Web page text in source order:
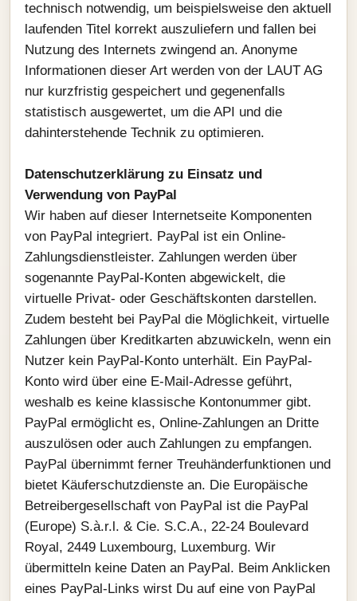
technisch notwendig, um beispielsweise den aktuell
laufenden Titel korrekt auszuliefern und fallen bei
Nutzung des Internets zwingend an. Anonyme
Informationen dieser Art werden von der LAUT AG
nur kurzfristig gespeichert und gegenenfalls
statistisch ausgewertet, um die API und die
dahinterstehende Technik zu optimieren.
Datenschutzerklärung zu Einsatz und
Verwendung von PayPal
Wir haben auf dieser Internetseite Komponenten
von PayPal integriert. PayPal ist ein Online-
Zahlungsdienstleister. Zahlungen werden über
sogenannte PayPal-Konten abgewickelt, die
virtuelle Privat- oder Geschäftskonten darstellen.
Zudem besteht bei PayPal die Möglichkeit, virtuelle
Zahlungen über Kreditkarten abzuwickeln, wenn ein
Nutzer kein PayPal-Konto unterhält. Ein PayPal-
Konto wird über eine E-Mail-Adresse geführt,
weshalb es keine klassische Kontonummer gibt.
PayPal ermöglicht es, Online-Zahlungen an Dritte
auszulösen oder auch Zahlungen zu empfangen.
PayPal übernimmt ferner Treuhänderfunktionen und
bietet Käuferschutzdienste an. Die Europäische
Betreibergesellschaft von PayPal ist die PayPal
(Europe) S.à.r.l. & Cie. S.C.A., 22-24 Boulevard
Royal, 2449 Luxembourg, Luxemburg. Wir
übermitteln keine Daten an PayPal. Beim Anklicken
eines PayPal-Links wirst Du auf eine von PayPal